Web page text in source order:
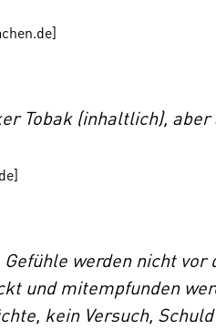
]
Tobak (inhaltlich),
]
Gefühle werden nicht
und mitempfunden
kein Versuch,